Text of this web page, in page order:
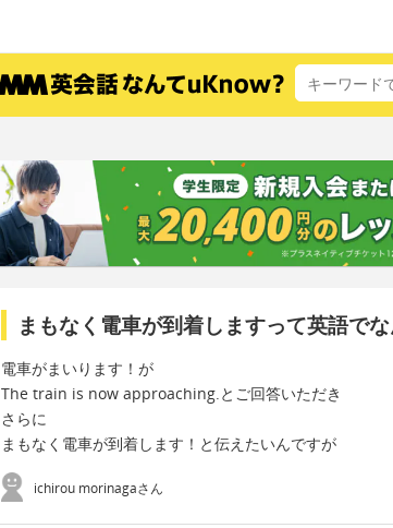
まもなく電車が到着しますって英語で
電車がまいります！が
The train is now approaching.とご回答いただき
さらに
まもなく電車が到着します！と伝えたいんですが
ichirou morinagaさん